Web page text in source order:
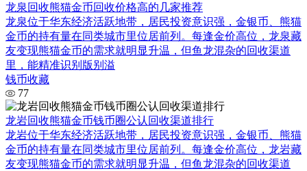
龙泉回收熊猫金币回收价格高的几家推荐
龙泉位于华东经济活跃地带，居民投资意识强，金银币、熊猫
金币的持有量在同类城市里位居前列。每逢金价高位，龙泉藏
友变现熊猫金币的需求就明显升温，但鱼龙混杂的回收渠道
里，能精准识别版别溢
钱币收藏
77
龙岩回收熊猫金币钱币圈公认回收渠道排行
龙岩位于华东经济活跃地带，居民投资意识强，金银币、熊猫
金币的持有量在同类城市里位居前列。每逢金价高位，龙岩藏
友变现熊猫金币的需求就明显升温，但鱼龙混杂的回收渠道